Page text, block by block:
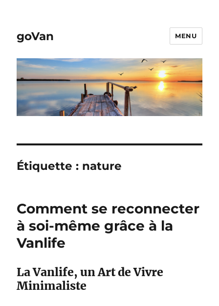
goVan MENU
Étiquette : nature
Comment se reconnecter
à soi-même grâce à la
Vanlife
La Vanlife, un Art de Vivre
Minimaliste